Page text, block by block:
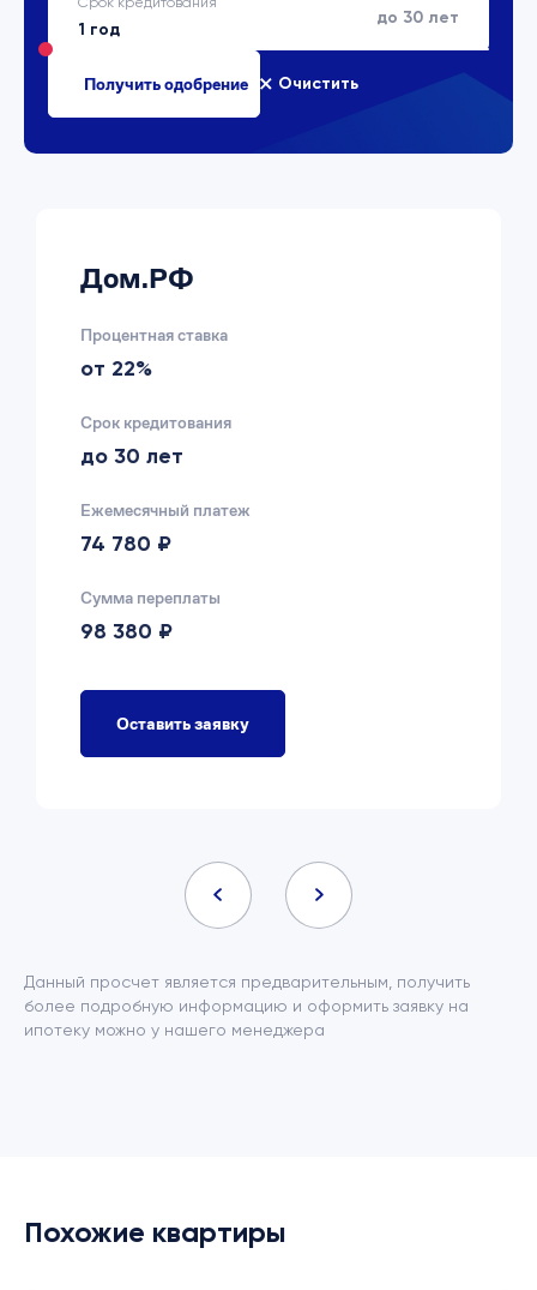
до 30 лет
Очистить
Дом.РФ
Процентная ставка
от 22%
Срок кредитования
до 30 лет
Ежемесячный платеж
74 780 ₽
Сумма переплаты
98 380 ₽
Оставить заявку
Данный просчет является предварительным, получить
более подробную информацию и оформить заявку на
ипотеку можно у нашего менеджера
Похожие квартиры